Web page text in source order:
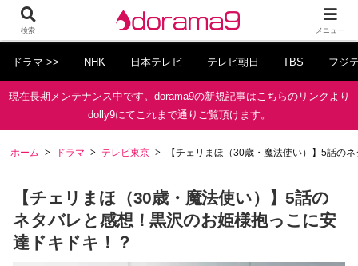
ドラマ >> NHK 日本テレビ テレビ朝日 TBS フジ
現在長期メンテナンス中です。dorama9の新規記事はこちらのリンクより
dolly9にてこれまで通りご覧頂けます。
ホーム ドラマ テレビ東京 【チェリまほ（30歳・魔法使い）】5話の
【チェリまほ（30歳・魔法使い）】5話の
ネタバレと感想！黒沢のお姫様抱っこに安
達ドキドキ！？
検索 メニュー